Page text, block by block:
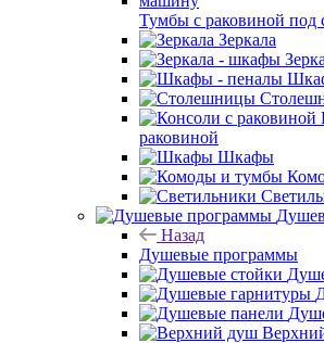
Тумбы с раковиной
Зеркала
раковиной
Шкафы
Назад
Душевые программы